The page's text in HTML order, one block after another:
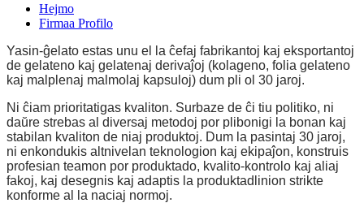
Hejmo
Firmaa Profilo
Yasin-ĝelato estas unu el la ĉefaj fabrikantoj kaj eksportantoj
de gelateno kaj gelatenaj derivaĵoj (kolageno, folia gelateno
kaj malplenaj malmolaj kapsuloj) dum pli ol 30 jaroj.
Ni ĉiam prioritatigas kvaliton. Surbaze de ĉi tiu politiko, ni
daŭre strebas al diversaj metodoj por plibonigi la bonan kaj
stabilan kvaliton de niaj produktoj. Dum la pasintaj 30 jaroj,
ni enkondukis altnivelan teknologion kaj ekipaĵon, konstruis
profesian teamon por produktado, kvalito-kontrolo kaj aliaj
fakoj, kaj desegnis kaj adaptis la produktadlinion strikte
konforme al la naciaj normoj.